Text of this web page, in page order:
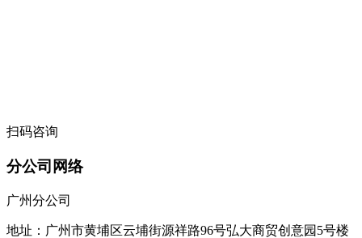
扫码咨询
分公司网络
广州分公司
地址：广州市黄埔区云埔街源祥路96号弘大商贸创意园5号楼